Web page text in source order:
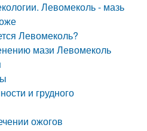
Левомеколь - мазь
Левомеколь?
мази Левомеколь
и грудного
ожогов